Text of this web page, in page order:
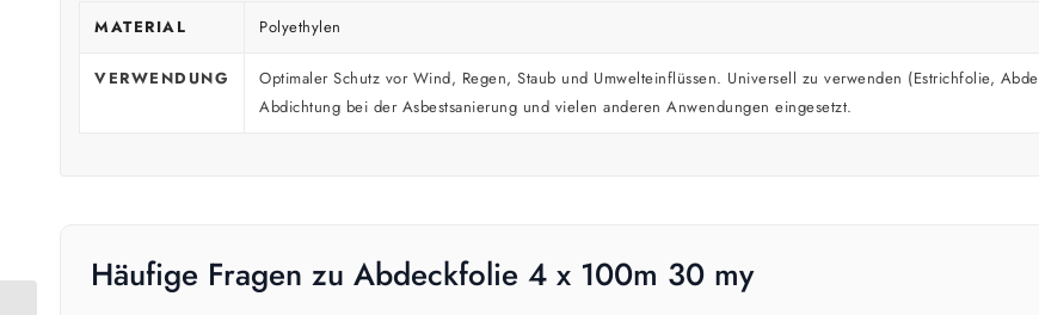
MATERIAL Polyethylen
VERWENDUNG
Optimaler Schutz vor Wind, Regen, Staub und Umwelteinflüssen. Universell zu verwenden (Estrichfolie,
Abdichtung bei der Asbestsanierung und vielen anderen Anwendungen eingesetzt.
Häufige Fragen zu Abdeckfolie 4 x 100m 30 my